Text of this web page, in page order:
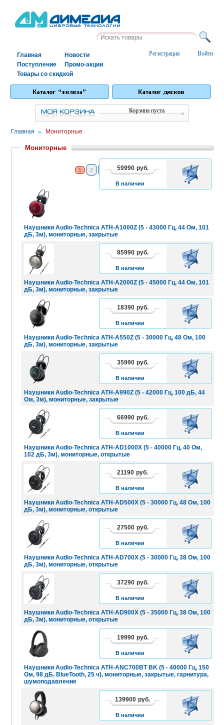
Войти
Регистрация
Главная
Новости
Поступление
Промо-акции
Товары со скидкой
Корзина пуста
Главная / Мониторные
Мониторные
1 2 5 6 7 8
Наушники Audio-Technica ATH-A1000Z (5 - 43000 Гц, 44 Ом, 101
дБ, 3м), мониторные, закрытые
59990 руб.
В наличии
В
КОРЗИНУ
Наушники Audio-Technica ATH-A2000Z (5 - 45000 Гц, 44 Ом, 101
дБ, 3м), мониторные, закрытые
85990 руб.
В наличии
В
КОРЗИНУ
Наушники Audio-Technica ATH-A550Z (5 - 30000 Гц, 48 Ом, 100
дБ, 3м), мониторные, закрытые
18390 руб.
В наличии
В
КОРЗИНУ
Наушники Audio-Technica ATH-A990Z (5 - 42000 Гц, 100 дБ, 44
Ом, 3м), мониторные, закрытые
35990 руб.
В наличии
В
КОРЗИНУ
Наушники Audio-Technica ATH-AD1000X (5 - 40000 Гц, 40 Ом,
102 дБ, 3м), мониторные, открытые
66990 руб.
В наличии
В
КОРЗИНУ
Наушники Audio-Technica ATH-AD500X (5 - 30000 Гц, 48 Ом, 100
дБ, 3м), мониторные, открытые
21190 руб.
В наличии
В
КОРЗИНУ
Наушники Audio-Technica ATH-AD700X (5 - 30000 Гц, 38 Ом, 100
дБ, 3м), мониторные, открытые
27500 руб.
В наличии
В
КОРЗИНУ
Наушники Audio-Technica ATH-AD900X (5 - 35000 Гц, 38 Ом, 100
дБ, 3м), мониторные, открытые
37290 руб.
В наличии
В
КОРЗИНУ
Наушники Audio-Technica ATH-ANC700BT BK (5 - 40000 Гц, 150
Ом, 98 дБ, BlueTooth, 25 ч), мониторные, закрытые, гарнитура,
шумоподавление
19990 руб.
В наличии
В
КОРЗИНУ
139900 руб.
В наличии
В
КОРЗИНУ